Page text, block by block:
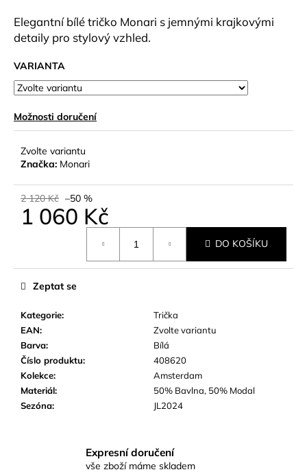
Elegantní bílé tričko Monari s jemnými krajkovými
detaily pro stylový vzhled.
VARIANTA
Možnosti doručení
Zvolte variantu
Značka: Monari
2 120 Kč –50 %
1 060 Kč
DO KOŠÍKU
Kategorie:
Trička
EAN:
Zvolte variantu
Barva:
Bílá
Číslo produktu:
408620
Kolekce:
Amsterdam
Materiál:
50% Bavlna, 50% Modal
Sezóna: JL2024
Zeptat se
Expresní doručení
vše zboží máme skladem
a
j
t
?
o
u
u
e
m
e